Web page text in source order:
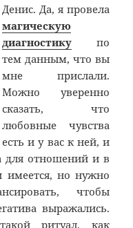
Денис. Да, я провела
магическую
диагностику по
тем данным, что вы
мне прислали.
Можно уверенно
сказать, что
любовные чувства
есть и у вас к ней, и
для отношений и в
имеется, но нужно
чтобы
выражались.
ритуал, как